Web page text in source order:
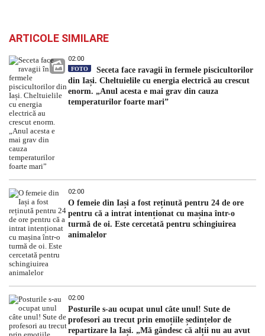
ARTICOLE SIMILARE
02:00
FOTO
Seceta face ravagii în fermele piscicultorilor
din Iași. Cheltuielile cu energia electrică au crescut
enorm. „Anul acesta e mai grav din cauza
temperaturilor foarte mari”
02:00
O femeie din Iași a fost reținută pentru 24 de ore
pentru că a intrat intenționat cu mașina într-o
turmă de oi. Este cercetată pentru schingiuirea
animalelor
02:00
Posturile s-au ocupat unul câte unul! Sute de
profesori au trecut prin emoțiile ședințelor de
repartizare la Iași. „Mă gândesc că alții nu au avut